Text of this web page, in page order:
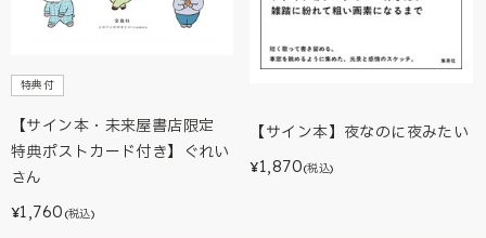
特典付
【サイン本・未来屋書店限定
特典ポストカード付き】ぐれい
さん
¥1,760 (税込)
【サイン本】夜なのに夜みたい
¥1,870(税込)